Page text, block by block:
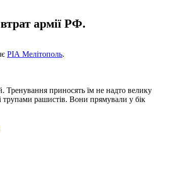
армії РФ.
РІА Мелітополь.
Тренування приносять їм не надто велику
трупами рашистів. Вони прямували у бік